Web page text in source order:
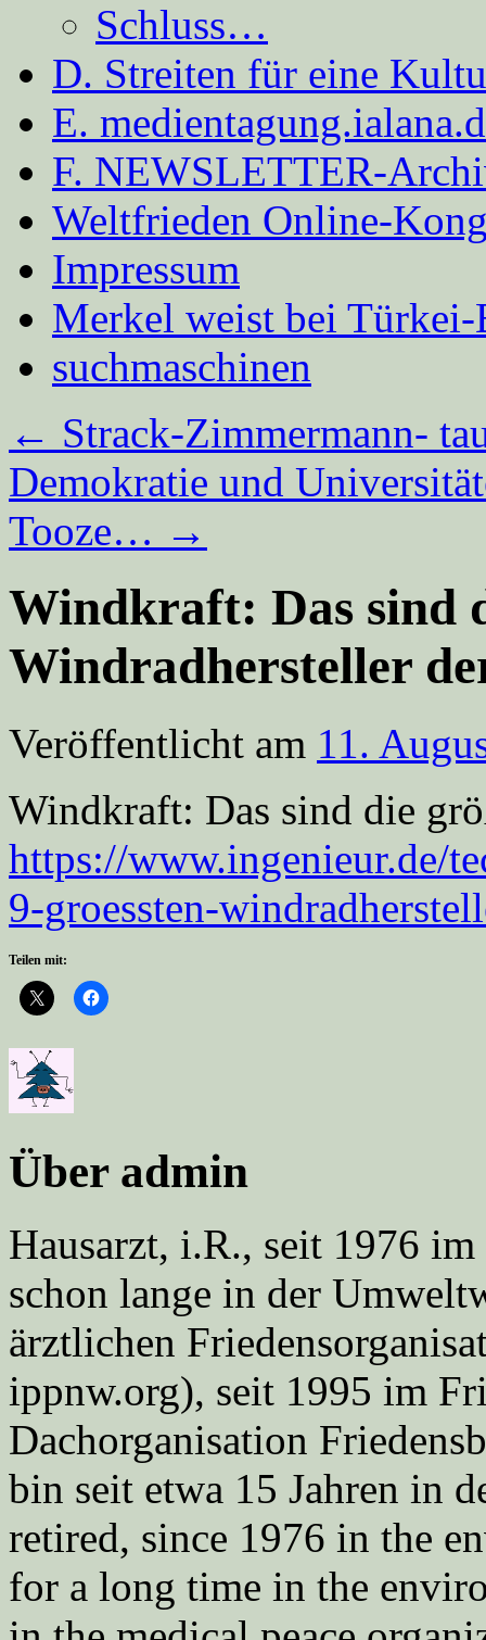
Schluss…
D. Streiten für eine
E.
F. NEWSLETTER-
Weltfrieden Online-
Impressum
Merkel weist bei
suchmaschinen
← Strack-Zimmermann-
Demokratie und
Tooze… →
Windkraft: Das sind
Windradhersteller
Veröffentlicht am 11.
Windkraft: Das sind die
https://www.ingenieur.de/
9-groessten-
Teilen mit:
Über admin
Hausarzt, i.R., seit 1976
schon lange in der
ärztlichen
ippnw.org), seit 1995 im
Dachorganisation
bin seit etwa 15 Jahren in
retired, since 1976 in the
for a long time in the